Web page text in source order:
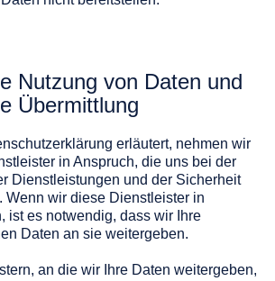
Nutzung von Daten und
Übermittlung
erläutert, nehmen wir
in Anspruch, die uns bei der
Dienstleistungen und der Sicherheit
Wenn wir diese Dienstleister in
ist es notwendig, dass wir Ihre
Daten an sie weitergeben.
an die wir Ihre Daten weitergeben,